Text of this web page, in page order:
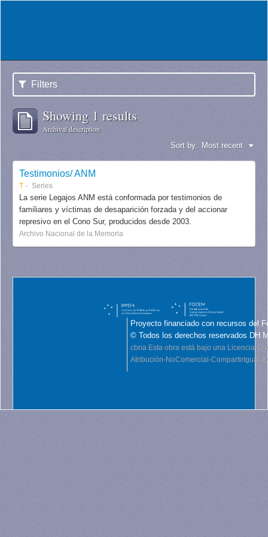
Filters
Showing 1 results
Archival description
Sort by: Most recent
Testimonios/ ANM
T Series
La serie Legajos ANM está conformada por testimonios de
familiares y víctimas de desaparición forzada y del accionar
represivo en el Cono Sur, producidos desde 2003.
Archivo Nacional de la Memoria
Proyecto financiado con recursos del
© Todos los derechos reservados DH
cbna Esta obra está bajo una Licencia
Atribución-NoComercial-CompartirIgual